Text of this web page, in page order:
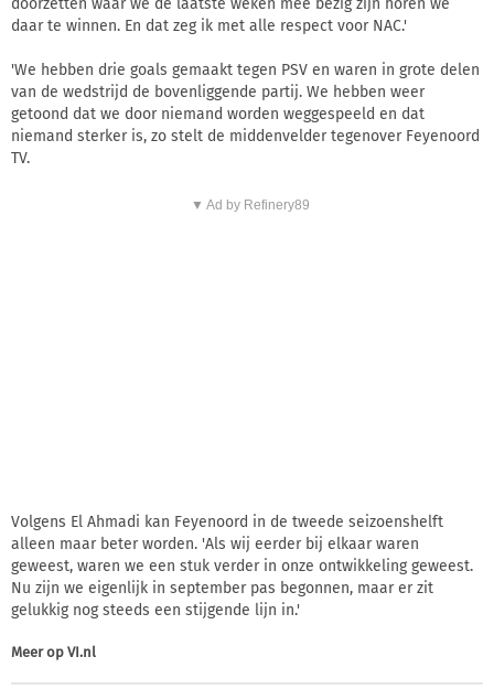
daar te winnen. En dat zeg ik met alle respect voor NAC.'
'We hebben drie goals gemaakt tegen PSV en waren in grote delen
van de wedstrijd de bovenliggende partij. We hebben weer
getoond dat we door niemand worden weggespeeld en dat
niemand sterker is, zo stelt de middenvelder tegenover Feyenoord
TV.
▼ Ad by Refinery89
Volgens El Ahmadi kan Feyenoord in de tweede seizoenshelft
alleen maar beter worden. 'Als wij eerder bij elkaar waren
geweest, waren we een stuk verder in onze ontwikkeling geweest.
Nu zijn we eigenlijk in september pas begonnen, maar er zit
gelukkig nog steeds een stijgende lijn in.'
Meer op VI.nl